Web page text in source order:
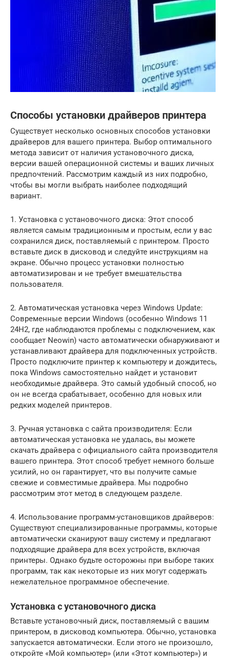
Способы установки драйверов принтера
Существует несколько основных способов установки
драйверов для вашего принтера. Выбор оптимального
метода зависит от наличия установочного диска,
версии вашей операционной системы и ваших личных
предпочтений. Рассмотрим каждый из них подробно,
чтобы вы могли выбрать наиболее подходящий
вариант.
1. Установка с установочного диска: Этот способ
является самым традиционным и простым, если у вас
сохранился диск, поставляемый с принтером. Просто
вставьте диск в дисковод и следуйте инструкциям на
экране. Обычно процесс установки полностью
автоматизирован и не требует вмешательства
пользователя.
2. Автоматическая установка через Windows Update:
Современные версии Windows (особенно Windows 11
24H2, где наблюдаются проблемы с подключением, как
сообщает Neowin) часто автоматически обнаруживают и
устанавливают драйвера для подключенных устройств.
Просто подключите принтер к компьютеру и дождитесь,
пока Windows самостоятельно найдет и установит
необходимые драйвера. Это самый удобный способ, но
он не всегда срабатывает, особенно для новых или
редких моделей принтеров.
3. Ручная установка с сайта производителя: Если
автоматическая установка не удалась, вы можете
скачать драйвера с официального сайта производителя
вашего принтера. Этот способ требует немного больше
усилий, но он гарантирует, что вы получите самые
свежие и совместимые драйвера. Мы подробно
рассмотрим этот метод в следующем разделе.
4. Использование программ-установщиков драйверов:
Существуют специализированные программы, которые
автоматически сканируют вашу систему и предлагают
подходящие драйвера для всех устройств, включая
принтеры. Однако будьте осторожны при выборе таких
программ, так как некоторые из них могут содержать
нежелательное программное обеспечение.
Установка с установочного диска
Вставьте установочный диск, поставляемый с вашим
принтером, в дисковод компьютера. Обычно, установка
запускается автоматически. Если этого не произошло,
откройте «Мой компьютер» (или «Этот компьютер») и